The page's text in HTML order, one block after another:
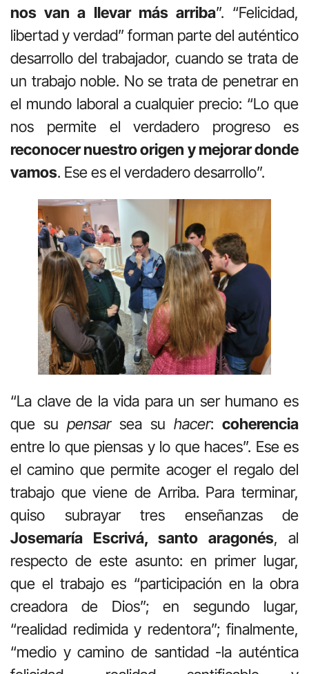
nos van a llevar más arriba”. “Felicidad,
libertad y verdad” forman parte del auténtico
desarrollo del trabajador, cuando se trata de
un trabajo noble. No se trata de penetrar en
el mundo laboral a cualquier precio: “Lo que
nos permite el verdadero progreso es
reconocer nuestro origen y mejorar donde
vamos. Ese es el verdadero desarrollo”.
“La clave de la vida para un ser humano es
que su pensar sea su hacer: coherencia
entre lo que piensas y lo que haces”. Ese es
el camino que permite acoger el regalo del
trabajo que viene de Arriba. Para terminar,
quiso subrayar tres enseñanzas de
Josemaría Escrivá, santo aragonés, al
respecto de este asunto: en primer lugar,
que el trabajo es “participación en la obra
creadora de Dios”; en segundo lugar,
“realidad redimida y redentora”; finalmente,
“medio y camino de santidad -la auténtica